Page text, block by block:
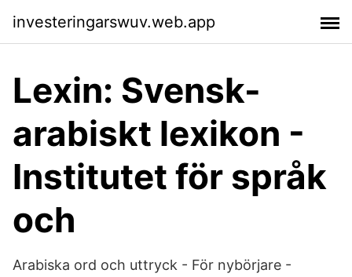
investeringarswuv.web.app
Lexin: Svensk-
arabiskt lexikon -
Institutet för språk
och
Arabiska ord och uttryck - För nybörjare -